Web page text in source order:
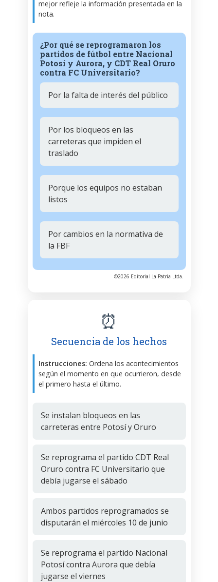
mejor refleje la información presentada en la
nota.
¿Por qué se reprogramaron los
partidos de fútbol entre Nacional
Potosí y Aurora, y CDT Real Oruro
contra FC Universitario?
Por la falta de interés del público
Por los bloqueos en las
carreteras que impiden el
traslado
Porque los equipos no estaban
listos
Por cambios en la normativa de
la FBF
©2026 Editorial La Patria Ltda.
⏰
Secuencia de los hechos
Instrucciones: Ordena los acontecimientos
según el momento en que ocurrieron, desde
el primero hasta el último.
Se instalan bloqueos en las
carreteras entre Potosí y Oruro
Se reprograma el partido CDT Real
Oruro contra FC Universitario que
debía jugarse el sábado
Ambos partidos reprogramados se
disputarán el miércoles 10 de junio
Se reprograma el partido Nacional
Potosí contra Aurora que debía
jugarse el viernes